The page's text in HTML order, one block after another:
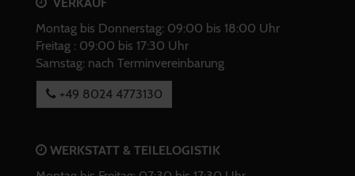
Montag bis Donnerstag: 09:00 bis 18:00 Uhr
Freitag : 09:00 bis 17:30 Uhr
Samstag: nach Terminvereinbarung
+49 8024 4773130
WERKSTATT & TEILELOGISTIK